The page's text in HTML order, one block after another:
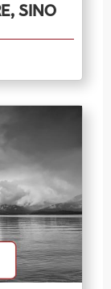
sino